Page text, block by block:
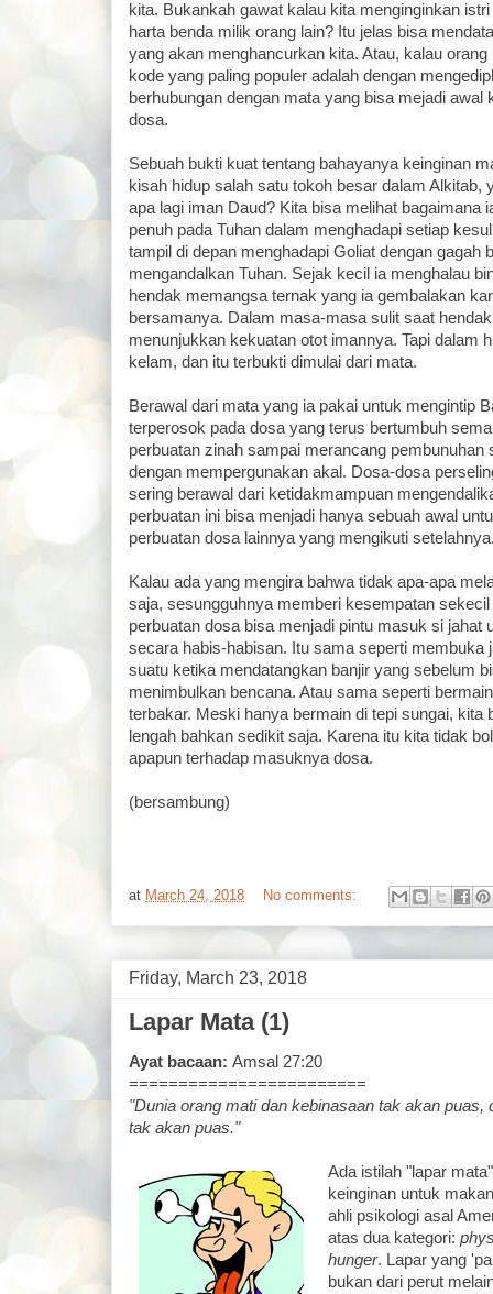
kita. Bukankah gawat kalau kita menginginkan
harta benda milik orang lain? Itu jelas bisa
yang akan menghancurkan kita. Atau, kalau
kode yang paling populer adalah dengan
berhubungan dengan mata yang bisa mejadi awal
dosa.
Sebuah bukti kuat tentang bahayanya keinginan
kisah hidup salah satu tokoh besar dalam Alkitab,
apa lagi iman Daud? Kita bisa melihat bagaimana
penuh pada Tuhan dalam menghadapi setiap
tampil di depan menghadapi Goliat dengan gagah
mengandalkan Tuhan. Sejak kecil ia menghalau
hendak memangsa ternak yang ia gembalakan
bersamanya. Dalam masa-masa sulit saat
menunjukkan kekuatan otot imannya. Tapi dalam
kelam, dan itu terbukti dimulai dari mata.
Berawal dari mata yang ia pakai untuk mengintip
terperosok pada dosa yang terus bertumbuh
perbuatan zinah sampai merancang pembunuhan
dengan mempergunakan akal. Dosa-dosa
sering berawal dari ketidakmampuan
perbuatan ini bisa menjadi hanya sebuah awal
perbuatan dosa lainnya yang mengikuti
Kalau ada yang mengira bahwa tidak apa-apa
saja, sesungguhnya memberi kesempatan sekecil
perbuatan dosa bisa menjadi pintu masuk si jahat
secara habis-habisan. Itu sama seperti membuka
suatu ketika mendatangkan banjir yang sebelum
menimbulkan bencana. Atau sama seperti
terbakar. Meski hanya bermain di tepi sungai, kita
lengah bahkan sedikit saja. Karena itu kita tidak
apapun terhadap masuknya dosa.
(bersambung)
at March 24, 2018 No comments:
Friday, March 23, 2018
Lapar Mata (1)
Ayat bacaan: Amsal 27:20
========================
"Dunia orang mati dan kebinasaan tak akan puas,
tak akan puas."
Ada istilah "lapar
keinginan untuk
ahli psikologi asal
atas dua kategori:
hunger. Lapar yang
bukan dari perut